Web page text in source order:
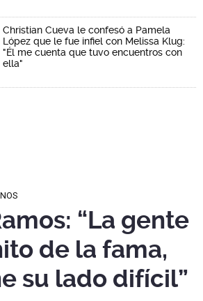
Christian Cueva le confesó a Pamela
López que le fue infiel con Melissa Klug:
"Él me cuenta que tuvo encuentros con
ella"
“La gente
de la fama,
su lado difícil”